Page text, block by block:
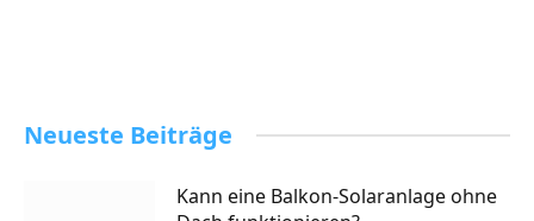
Neueste Beiträge
Kann eine Balkon-Solaranlage ohne